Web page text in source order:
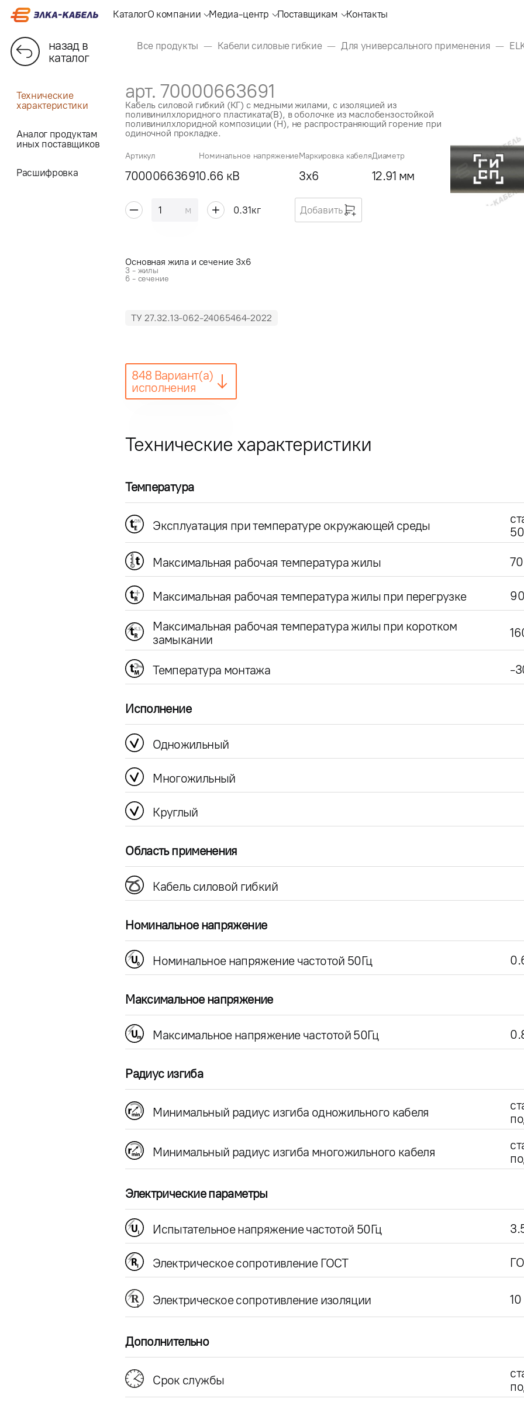
КаталогО компании Медиа-центр Поставщикам Контакты
назад в
каталог
Все продукты Кабели силовые гибкие Для универсального применения
Технические
характеристики
Аналог продуктам
иных поставщиков
Расшифровка
арт. 70000663691
Кабель силовой гибкий (КГ) с медными жилами, с изоляцией из
поливинилхлоридного пластиката(В), в оболочке из маслобензостойкой
поливинилхлоридной композиции (Н), не распространяющий горение при
одиночной прокладке.
Артикул
70000663691
Номинальное напряжение
0.66 кВ
Маркировка кабеля
3x6
Диаметр
12.91 мм
м 0.31кг Добавить
Основная жила и сечение 3x6
3 - жилы
6 - сечение
ТУ 27.32.13-062-24065464-2022
848 Вариант(а)
исполнения
Технические характеристики
Температура
Эксплуатация при температуре окружающей среды
Максимальная рабочая температура жилы 70
Максимальная рабочая температура жилы при перегрузке 90
Максимальная рабочая температура жилы при коротком
замыкании
Температура монтажа -
Исполнение
Одножильный
Многожильный
Круглый
Область применения
Кабель силовой гибкий
Номинальное напряжение
Номинальное напряжение частотой 50Гц
Максимальное напряжение
Максимальное напряжение частотой 50Гц
Радиус изгиба
Минимальный радиус изгиба одножильного кабеля
Минимальный радиус изгиба многожильного кабеля
Электрические параметры
Испытательное напряжение частотой 50Гц
Электрическое сопротивление ГОСТ
Электрическое сопротивление изоляции 10
Дополнительно
Срок службы